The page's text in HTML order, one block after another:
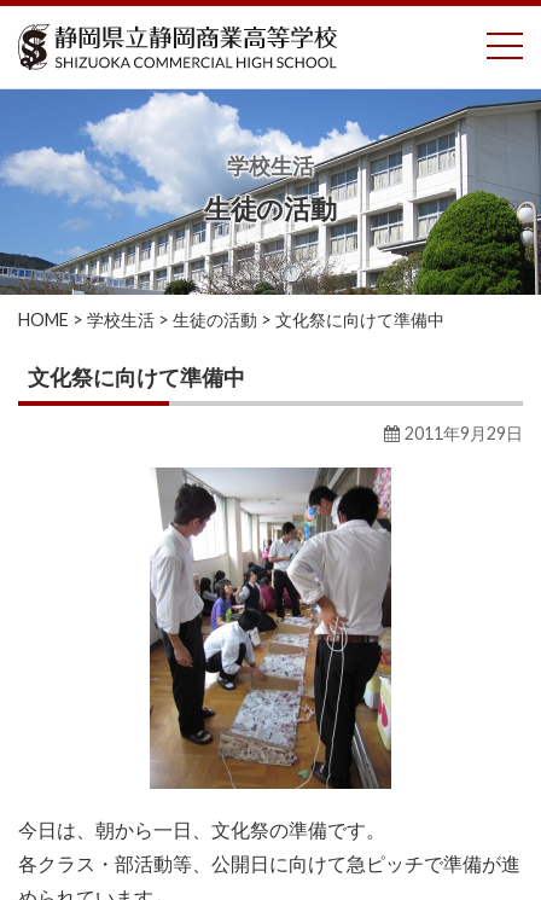
コ
へ
ス
プ
学校生活
生徒の活動
HOME > 学校生活> 生徒の活動 > 文化祭に向けて準備中
文化祭に向けて準備中
2011年9月29日
今日は、朝から一日、文化祭の準備です。
各クラス・部活動等、公開日に向けて急ピッチで準備が進